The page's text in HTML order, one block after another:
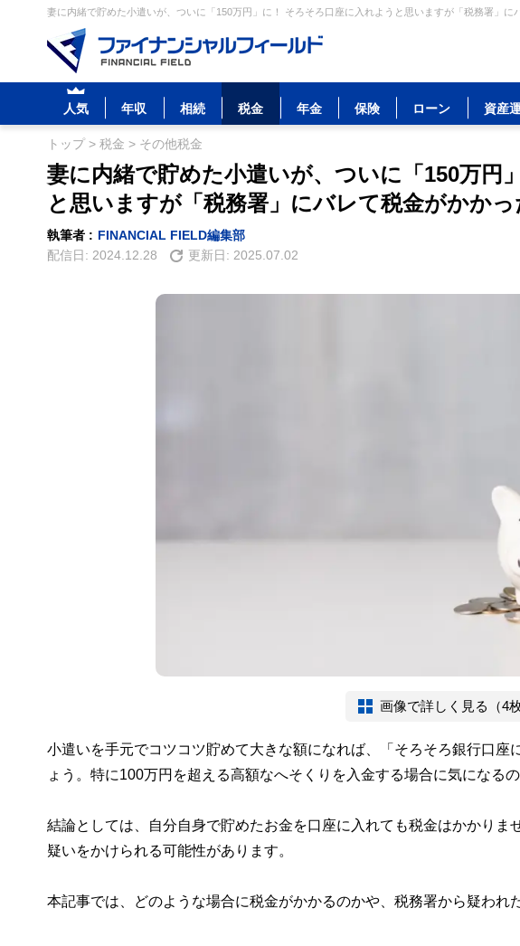
妻に内緒で貯めた小遣いが、ついに「150万円」に！ そろそろ口座に入れようと思いますが「税務署」
人気 年収 相続 税金 年金 保険 ローン 資産
トップ> 税金 > その他税金
妻に内緒で貯めた小遣いが、ついに「150万円
と思いますが「税務署」にバレて税金がかか
執筆者 : FINANCIAL FIELD編集部
配信日: 2024.12.28 更新日: 2025.07.02
画像で詳しく見る（4枚
小遣いを手元でコツコツ貯めて大きな額になれば、「そろそろ銀行口座
ょう。特に100万円を超える高額なへそくりを入金する場合に気になる
結論としては、自分自身で貯めたお金を口座に入れても税金はかかり
疑いをかけられる可能性があります。
本記事では、どのような場合に税金がかかるのかや、税務署から疑われ